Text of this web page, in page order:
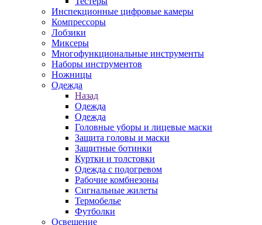
Инспекционные цифровые камеры
Компрессоры
Лобзики
Миксеры
Многофункциональные инструменты
Наборы инструментов
Ножницы
Одежда
Назад
Одежда
Одежда
Головные уборы и лицевые маски
Защита головы и маски
Защитные ботинки
Куртки и толстовки
Одежда с подогревом
Рабочие комбнезоны
Сигнальные жилеты
Термобелье
Футболки
Освещение